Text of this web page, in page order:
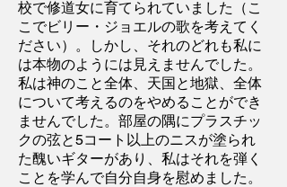
校で修道女に育てられていました（こ
こでビリー・ジョエルの歌を考えてく
ださい）。しかし、それのどれも私に
は本物のようには見えませんでした。
私は神のこと全体、天国と地獄、全体
について考えるのをやめることができ
ませんでした。部屋の隅にプラスチッ
クの弦と5コート以上のニスが塗られ
た醜いギターがあり、私はそれを弾く
ことを学んで自分自身を慰めました。